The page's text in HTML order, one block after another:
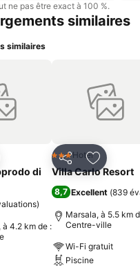
ne pas être exact à 100 %.
similaires
similaires
à mes favoris
di
)
à 4.2 km de :
PartagerAjouter
3 ÉtoilesHotel
Villa Carlo Resort
8,7 Excellent (839
Marsala, à 5.5 km
Centre-ville
Wi-Fi gratuit
Piscine